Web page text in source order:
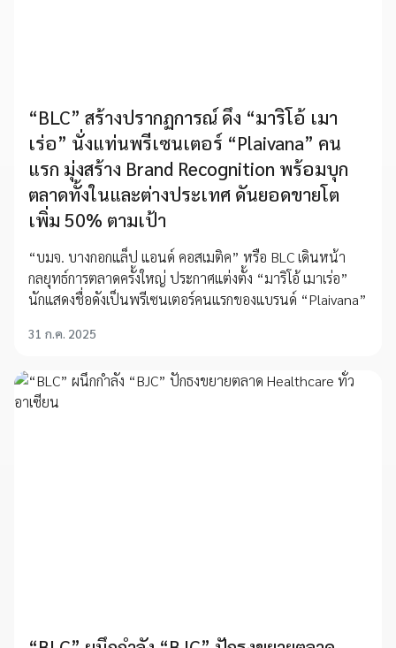
“BLC” สร้างปรากฏการณ์ ดึง “มาริโอ้ เมา
เร่อ” นั่งแท่นพรีเซนเตอร์ “Plaivana” คน
แรก มุ่งสร้าง Brand Recognition พร้อมบุก
ตลาดทั้งในและต่างประเทศ ดันยอดขายโต
เพิ่ม 50% ตามเป้า
“บมจ. บางกอกแล็ป แอนด์ คอสเมติค” หรือ BLC เดินหน้า
กลยุทธ์การตลาดครั้งใหญ่ ประกาศแต่งตั้ง “มาริโอ้ เมาเร่อ”
นักแสดงชื่อดังเป็นพรีเซนเตอร์คนแรกของแบรนด์ “Plaivana”
31 ก.ค. 2025